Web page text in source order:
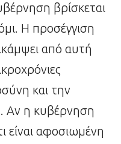
βρίσκεται
Η προσέγγιση
από αυτή
και την
Αν η κυβέρνηση
είναι αφοσιωμένη